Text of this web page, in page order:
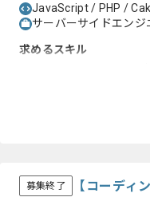
JavaScript / PHP /
サーバーサイドエンジ
求めるスキル
募集終了 【コーディ